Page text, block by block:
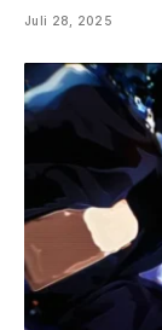
Juli 28, 2025